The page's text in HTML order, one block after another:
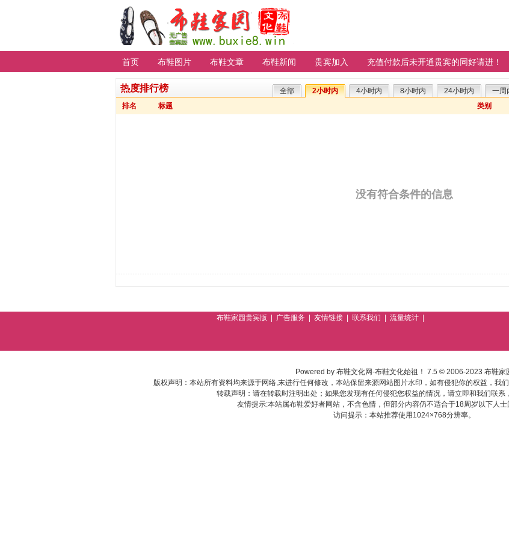
首页 布鞋图片 布鞋文章 布鞋新闻 贵宾加入 充值付款后未开通贵宾的同好请进！
热度排行榜 全部 2小时内 4小时内 8小时内 24小时内 一周
排名 标题 类别
没有符合条件的信息
布鞋家园贵宾版 广告服务 友情链接 联系我们 流量统计
Powered by 布鞋文化网-布鞋文化始祖！ 7.5 © 2006-2023 布鞋家
版权声明：本站所有资料均来源于网络,末进行任何修改，本站保留来源网站图片水印，如有侵犯你的权益，我
转载声明：请在转载时注明出处；如果您发现有任何侵犯您权益的情况，请立即和我们联系
友情提示:本站属布鞋爱好者网站，不含色情，但部分内容仍不适合于18周岁以下人士
访问提示：本站推荐使用1024×768分辨率。